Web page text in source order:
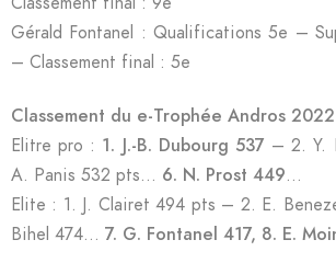
Gérald Fontanel : Qualifications 5e –
– Classement final : 5e
Classement du e-Trophée Andros 2022
Elitre pro : 1. J.-B. Dubourg 537 – 2. Y.
A. Panis 532 pts… 6. N. Prost 449…
Elite : 1. J. Clairet 494 pts – 2. E.
Bihel 474… 7. G. Fontanel 417, 8. E.